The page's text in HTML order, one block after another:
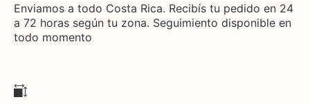
Enviamos a todo Costa Rica. Recibís tu pedido en 24
a 72 horas según tu zona. Seguimiento disponible en
todo momento